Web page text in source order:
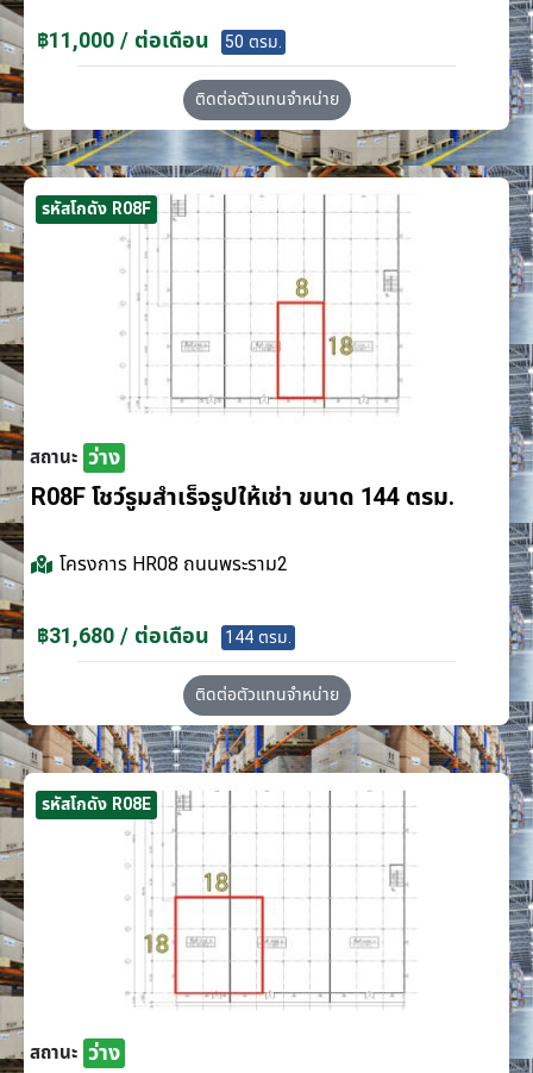
฿11,000 / ต่อเดือน 50 ตรม.
ติดต่อตัวแทนจำหน่าย
รหัสโกดัง R08F
สถานะ ว่าง
R08F โชว์รูมสำเร็จรูปให้เช่า ขนาด 144 ตรม.
โครงการ HR08 ถนนพระราม2
฿31,680 / ต่อเดือน 144 ตรม.
ติดต่อตัวแทนจำหน่าย
รหัสโกดัง R08E
สถานะ ว่าง